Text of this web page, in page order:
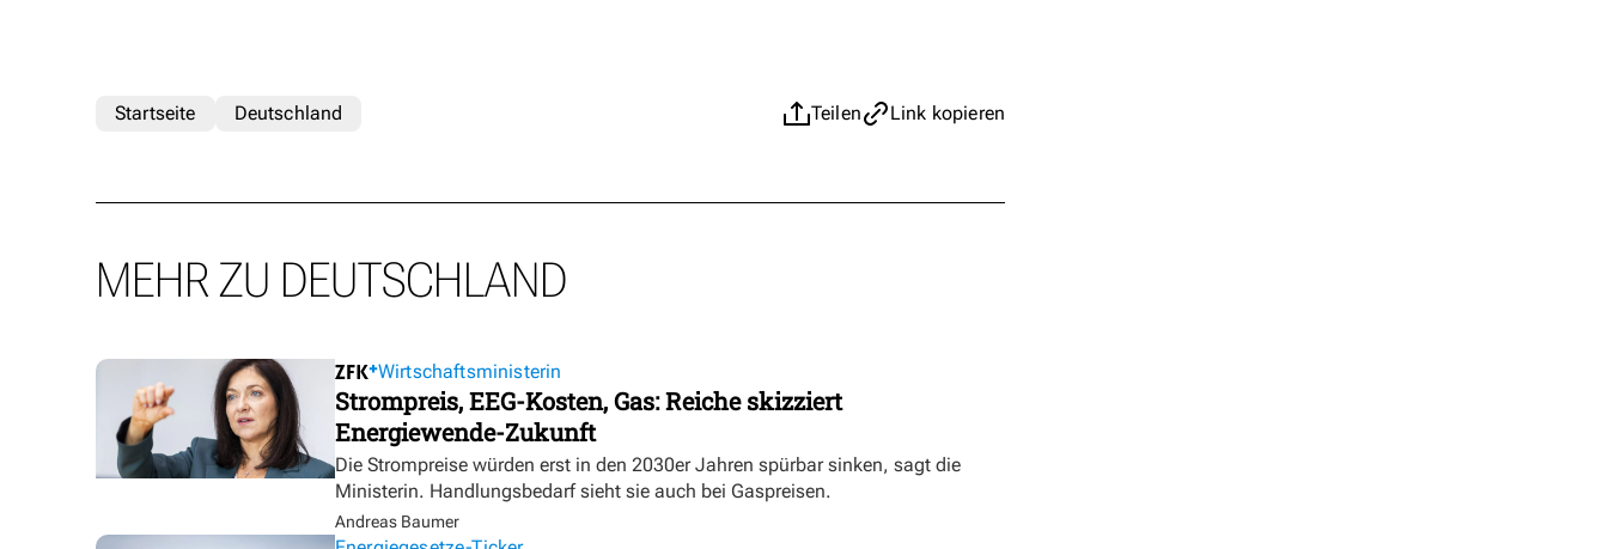
Teilen Link kopieren
Startseite Deutschland
MEHR ZU DEUTSCHLAND
Wirtschaftsministerin
Strompreis, EEG-Kosten, Gas: Reiche skizziert
Energiewende-Zukunft
Die Strompreise würden erst in den 2030er Jahren spürbar sinken, sagt die
Ministerin. Handlungsbedarf sieht sie auch bei Gaspreisen.
Andreas Baumer